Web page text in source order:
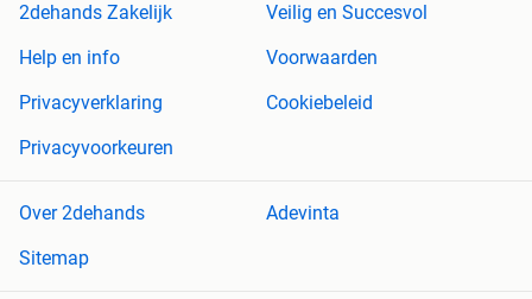
2dehands Zakelijk
Veilig en Succesvol
Help en info
Voorwaarden
Privacyverklaring
Cookiebeleid
Privacyvoorkeuren
Over 2dehands
Adevinta
Sitemap